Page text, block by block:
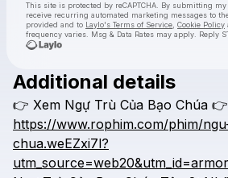
This site is protected by reCAPTCHA. By submitting
receive recurring automated marketing messages to
provided and to Laylo's Terms of Service Cookie Policy
frequency varies. Msg & Data Rates may apply. Reply
Check your
Additional details
👉 Xem Ngự Trù Của Bạo Chúa 👉
https://www.rophim.com/phim/
chua.weEZxi7l?